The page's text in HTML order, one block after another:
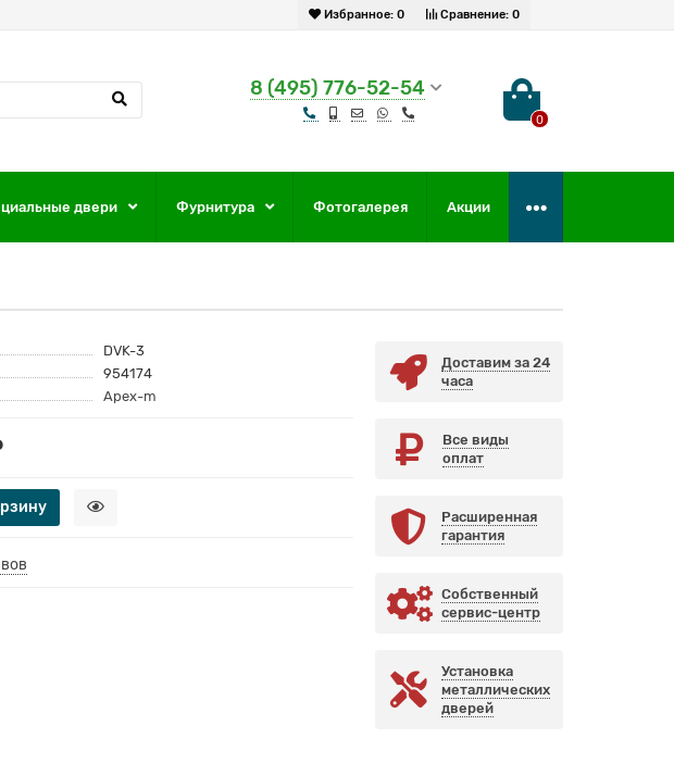
Сравнение: 0
Избранное: 0
8 (495) 776-52-54
0
двери Фурнитура Фотогалерея Акции
DVK-3
954174
Apex-m
Доставим за 24
часа
Все виды
оплат
Расширенная
гарантия
Собственный
сервис-центр
Установка
металлических
дверей